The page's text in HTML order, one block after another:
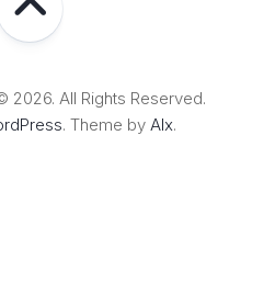
2026. All Rights Reserved.
. Theme by Alx.